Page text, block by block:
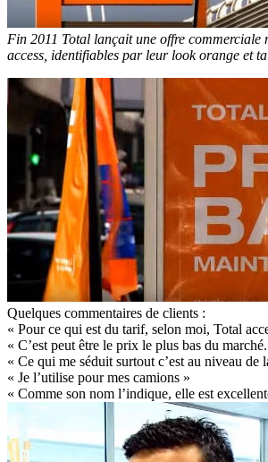
Fin 2011 Total lançait une offre commerciale
access, identifiables par leur look orange et
Quelques commentaires de clients :
« Pour ce qui est du tarif, selon moi, Total
« C’est peut être le prix le plus bas du
« Ce qui me séduit surtout c’est au niveau de
« Je l’utilise pour mes camions »
« Comme son nom l’indique, elle est